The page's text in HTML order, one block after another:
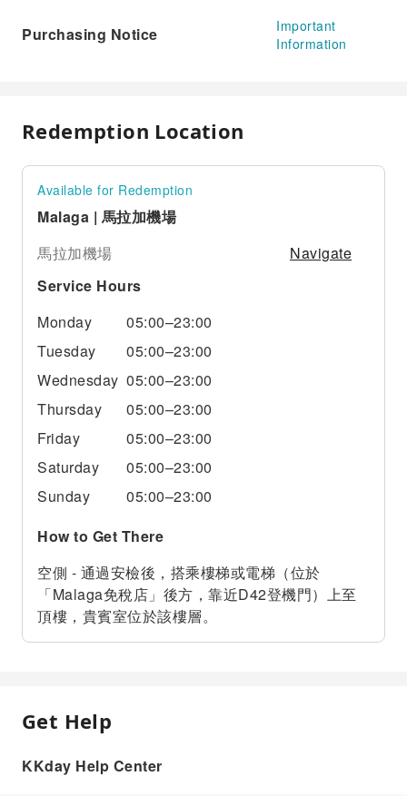
Purchasing Notice
Important
Information
Redemption Location
Available for Redemption
Malaga | 馬拉加機場
馬拉加機場
Navigate
Service Hours
Monday
05:00–23:00
Tuesday
05:00–23:00
Wednesday 05:00–23:00
Thursday
05:00–23:00
Friday
05:00–23:00
Saturday
05:00–23:00
Sunday
05:00–23:00
How to Get There
空側 - 通過安檢後，搭乘樓梯或電梯（位於
「Malaga免稅店」後方，靠近D42登機門）上至
頂樓，貴賓室位於該樓層。
Get Help
KKday Help Center